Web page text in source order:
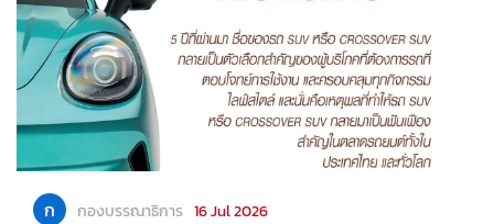
ก กองบรรณาธิการ 16 Jul 2026